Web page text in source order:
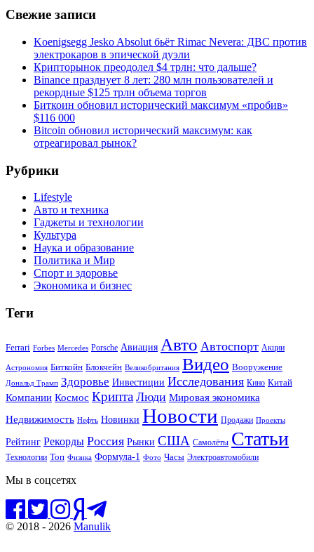
Свежие записи
Koenigsegg Jesko Absolut бьёт Rimac Nevera: ДВС против
электрокаров в эпической дуэли
Крипторынок преодолел $4 трлн: что дальше?
Binance празднует 8 лет: 280 млн пользователей и
рекордные $125 трлн объема торгов
Биткоин обновил исторический максимум «пробив»
$116 000
Bitcoin обновил исторический максимум: как
отреагировал рынок?
Рубрики
Lifestyle
Авто и техника
Гаджеты и технологии
Культура
Наука и образование
Политика и Мир
Спорт и здоровье
Экономика и бизнес
Теги
Ferrari Forbes Mercedes Porsche Авиация Авто Автоспорт Акции
Астрономия Биткойн Блокчейн Великобритания Видео Вооружение
Дональд Трамп Здоровье Инвестиции Исследования Кино Китай
Компании Космос Крипта Люди Мировая экономика
Недвижимость Нефть Новинки Новости Продажи Проекты
Рейтинг Рекорды Россия Рынки США Самолёты Статьи
Технологии Топ Физика Формула-1 Фото Часы Электроавтомобили
Мы в соцсетях
© 2018 - 2026 Manulik